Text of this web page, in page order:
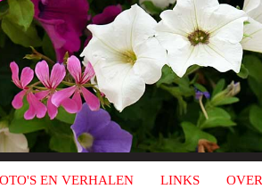
EN VERHALEN LINKS